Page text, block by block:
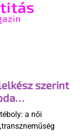
szerint
vezet
a női